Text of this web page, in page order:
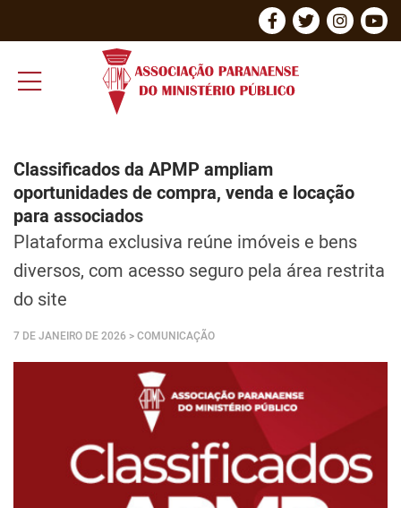
Classificados da APMP ampliam
oportunidades de compra, venda e locação
para associados
Plataforma exclusiva reúne imóveis e bens
diversos, com acesso seguro pela área restrita
do site
7 DE JANEIRO DE 2026 > COMUNICAÇÃO